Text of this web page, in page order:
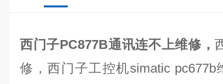
西门子PC877B通讯连不上维修，
修，西门子工控机simatic pc677b